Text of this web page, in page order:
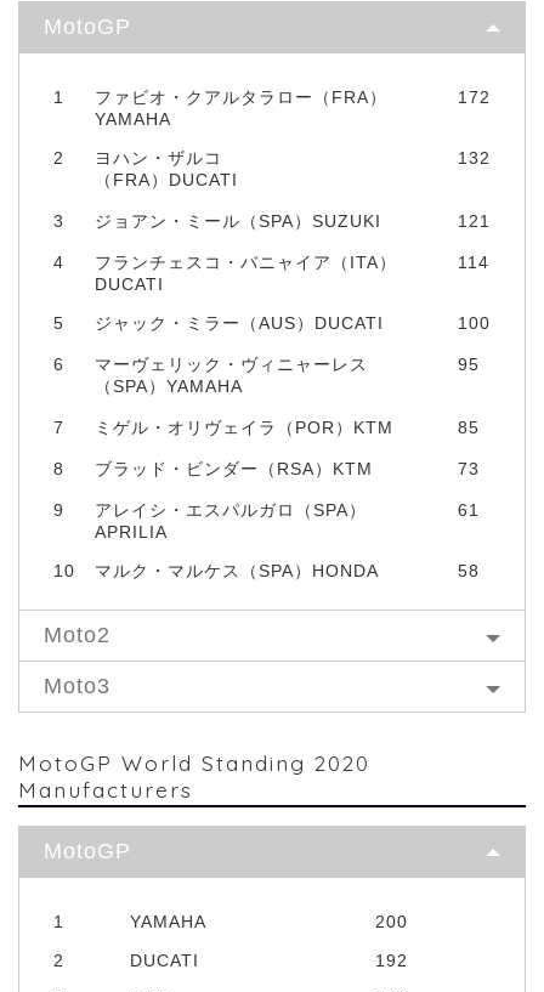
MotoGP
1
ファビオ・クアルタラロー（FRA）
YAMAHA
172
2
ヨハン・ザルコ
（FRA）DUCATI
132
3 ジョアン・ミール（SPA）SUZUKI 121
4
フランチェスコ・バニャイア（ITA）
DUCATI
114
5 ジャック・ミラー（AUS）DUCATI 100
6
マーヴェリック・ヴィニャーレス
（SPA）YAMAHA
95
7 ミゲル・オリヴェイラ（POR）KTM 85
8 ブラッド・ビンダー（RSA）KTM 73
9
アレイシ・エスパルガロ（SPA）
APRILIA
61
10 マルク・マルケス（SPA）HONDA 58
Moto2
Moto3
MotoGP World Standing 2020
Manufacturers
MotoGP
1 YAMAHA
200
2
DUCATI
192